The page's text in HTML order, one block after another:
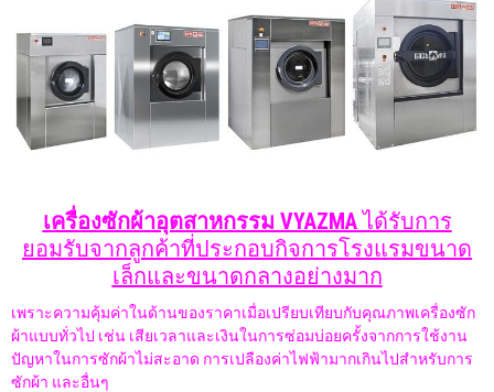
เครื่องซักผ้าอุตสาหกรรม VYAZMAได้รับการ
ยอมรับจากลูกค้าที่ประกอบกิจการโรงแรมขนาด
เล็กและขนาดกลางอย่างมาก
เพราะความคุ้มค่าในด้านของราคาเมื่อเปรียบเทียบกับคุณภาพเครื่องซัก
ผ้าแบบทั่วไป เช่น เสียเวลาและเงินในการซ่อมบ่อยครั้งจากการใช้งาน
ปัญหาในการซักผ้าไม่สะอาด การเปลืองค่าไฟฟ้ามากเกินไปสำหรับการ
ซักผ้า และอื่นๆ